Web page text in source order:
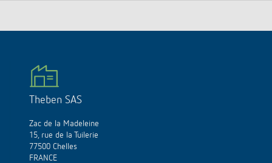
Theben SAS
Zac de la Madeleine
15, rue de la Tuilerie
77500 Chelles
FRANCE